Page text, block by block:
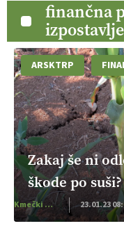
finančna
ARSKTRP
Zakaj še ni
škode po suši?
Kmečki Glas 23.01.23